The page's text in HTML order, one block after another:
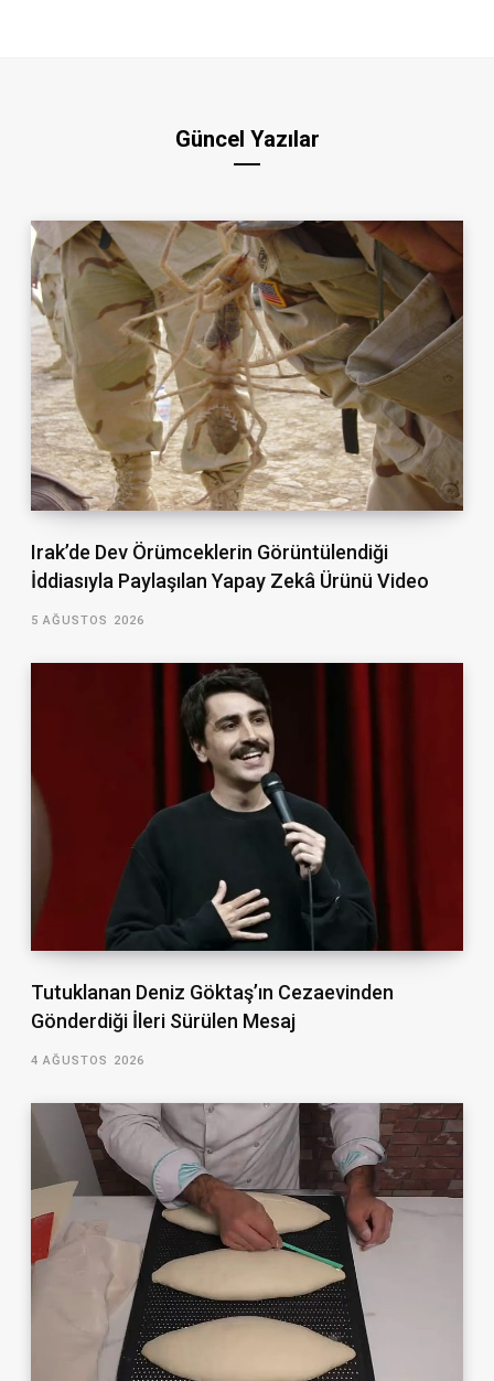
Güncel Yazılar
Irak’de Dev Örümceklerin Görüntülendiği
İddiasıyla Paylaşılan Yapay Zekâ Ürünü Video
5 AĞUSTOS 2026
Tutuklanan Deniz Göktaş’ın Cezaevinden
Gönderdiği İleri Sürülen Mesaj
4 AĞUSTOS 2026